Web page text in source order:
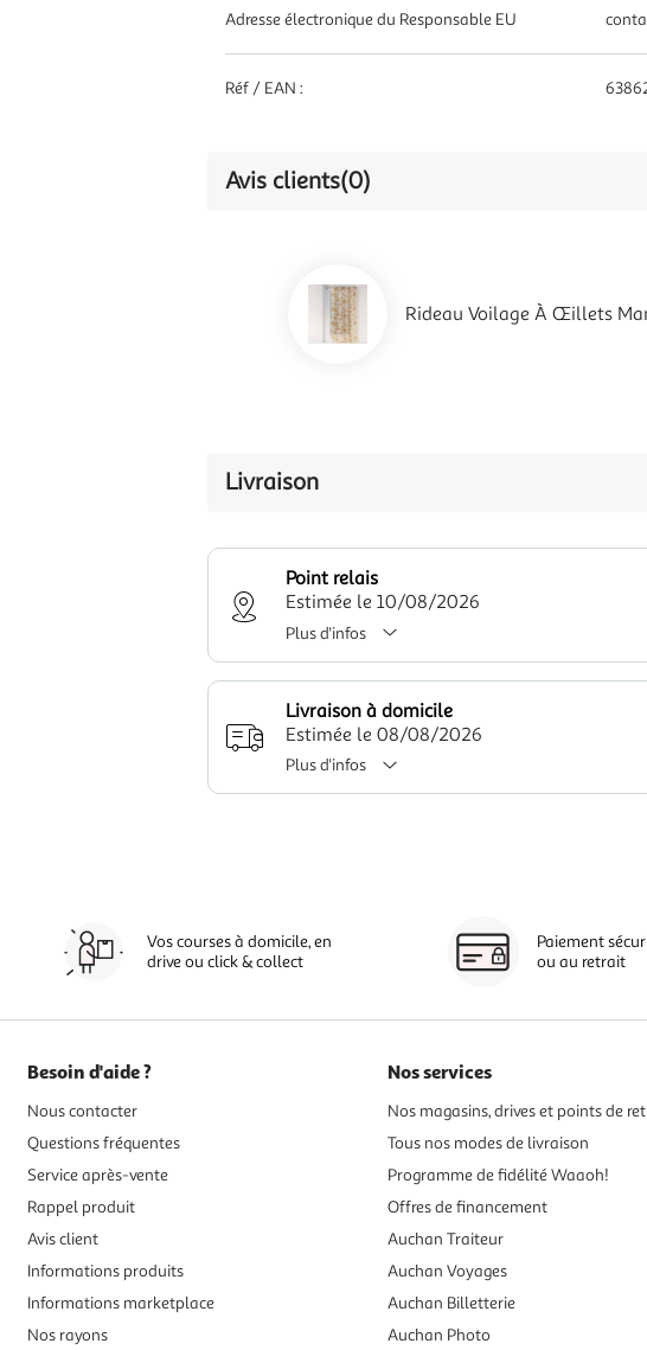
Adresse électronique du Responsable EU
Réf / EAN :
Avis clients(0)
Rideau Voilage À Œillets
Livraison
Point relais
Estimée le 10/08/2026
Plus d'infos
Livraison à domicile
Estimée le 08/08/2026
Plus d'infos
Vos courses à domicile, en
drive ou click & collect
Paiement
ou au retrait
Besoin d'aide ?
Nous contacter
Questions fréquentes
Service après-vente
Rappel produit
Avis client
Informations produits
Informations marketplace
Nos rayons
Nos services
Nos magasins, drives et points de
Tous nos modes de livraison
Programme de fidélité Waaoh!
Offres de financement
Auchan Traiteur
Auchan Voyages
Auchan Billetterie
Auchan Photo